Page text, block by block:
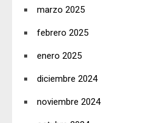
marzo 2025
febrero 2025
enero 2025
diciembre 2024
noviembre 2024